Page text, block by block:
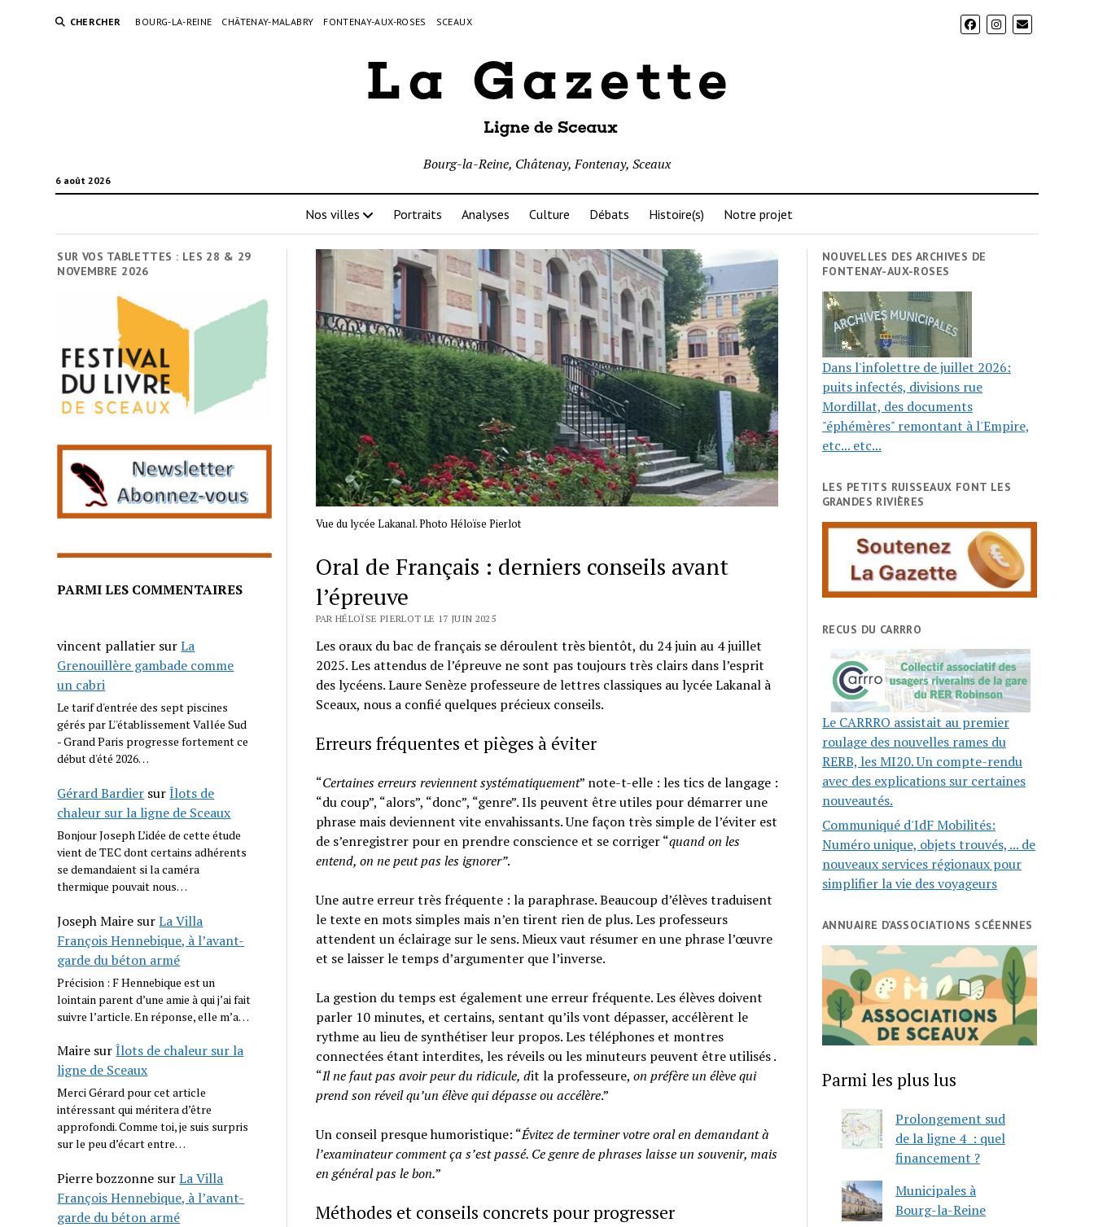
CHERCHER BOURG-LA-REINE CHÂTENAY-MALABRY FONTENAY-AUX-ROSES SCEAUX
6 août 2026
Bourg-la-Reine, Châtenay, Fontenay, Sceaux
Nos villes Portraits Analyses Culture Débats Histoire(s) Notre projet
SUR VOS TABLETTES : LES 28 & 29
NOVEMBRE 2026
PARMI LES COMMENTAIRES
vincent pallatier surLa
Grenouillère gambade comme
un cabri
Le tarif d'entrée des sept piscines
gérés par L''établissement Vallée Sud
- Grand Paris progresse fortement ce
début d'été 2026…
Gérard Bardier surÎlots de
chaleur sur la ligne de Sceaux
Bonjour Joseph L’idée de cette étude
vient de TEC dont certains adhérents
se demandaient si la caméra
thermique pouvait nous…
Joseph Maire surLa Villa
François Hennebique, à l’avant-
garde du béton armé
Précision : F Hennebique est un
lointain parent d’une amie à qui j’ai fait
suivre l’article. En réponse, elle m’a…
Maire surÎlots de chaleur sur la
ligne de Sceaux
Merci Gérard pour cet article
intéressant qui méritera d’être
approfondi. Comme toi, je suis surpris
sur le peu d’écart entre…
Pierre bozzonne surLa Villa
François Hennebique, à l’avant-
garde du béton armé
Vue du lycée Lakanal. Photo Héloïse Pierlot
Oral de Français : derniers conseils avant
l’épreuve
PAR HÉLOÏSE PIERLOT LE 17 JUIN 2025
Les oraux du bac de français se déroulent très bientôt, du 24 juin au 4 juillet
2025. Les attendus de l’épreuve ne sont pas toujours très clairs dans l’esprit
des lycéens. Laure Senèze professeure de lettres classiques au lycée Lakanal à
Sceaux, nous a confié quelques précieux conseils.
Erreurs fréquentes et pièges à éviter
“Certaines erreurs reviennent systématiquement” note-t-elle : les tics de langage :
“du coup”, “alors”, “donc”, “genre”. Ils peuvent être utiles pour démarrer une
phrase mais deviennent vite envahissants. Une façon très simple de l’éviter est
de s’enregistrer pour en prendre conscience et se corriger “quand on les
entend, on ne peut pas les ignorer”.
Une autre erreur très fréquente : la paraphrase. Beaucoup d’élèves traduisent
le texte en mots simples mais n’en tirent rien de plus. Les professeurs
attendent un éclairage sur le sens. Mieux vaut résumer en une phrase l’œuvre
et se laisser le temps d’argumenter que l’inverse.
La gestion du temps est également une erreur fréquente. Les élèves doivent
parler 10 minutes, et certains, sentant qu’ils vont dépasser, accélèrent le
rythme au lieu de synthétiser leur propos. Les téléphones et montres
connectées étant interdites, les réveils ou les minuteurs peuvent être utilisés .
“Il ne faut pas avoir peur du ridicule, dit la professeure, on préfère un élève qui
prend son réveil qu’un élève qui dépasse ou accélère.”
Un conseil presque humoristique: “Évitez de terminer votre oral en demandant à
l’examinateur comment ça s’est passé. Ce genre de phrases laisse un souvenir, mais
en général pas le bon.”
Méthodes et conseils concrets pour progresser
NOUVELLES DES ARCHIVES DE
FONTENAY-AUX-ROSES
Dans l'infolettre de juillet 2026:
puits infectés, divisions rue
Mordillat, des documents
"éphémères" remontant à l'Empire,
etc... etc...
LES PETITS RUISSEAUX FONT LES
GRANDES RIVIÈRES
RECUS DU CARRRO
Le CARRRO assistait au premier
roulage des nouvelles rames du
RERB, les MI20. Un compte-rendu
avec des explications sur certaines
nouveautés.
Communiqué d'IdF Mobilités:
Numéro unique, objets trouvés, ... de
nouveaux services régionaux pour
simplifier la vie des voyageurs
ANNUAIRE D’ASSOCIATIONS SCÉENNES
Parmi les plus lus
Prolongement sud
de la ligne 4 : quel
financement ?
Municipales à
Bourg-la-Reine